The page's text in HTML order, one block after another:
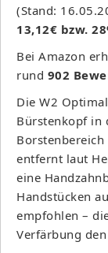
(Stand:
13,12€ bzw.
Bei Amazon
rund 902
Die W2
Bürstenkopf in
entfernt laut
eine
Handstücken
empfohlen –
Verfärbung